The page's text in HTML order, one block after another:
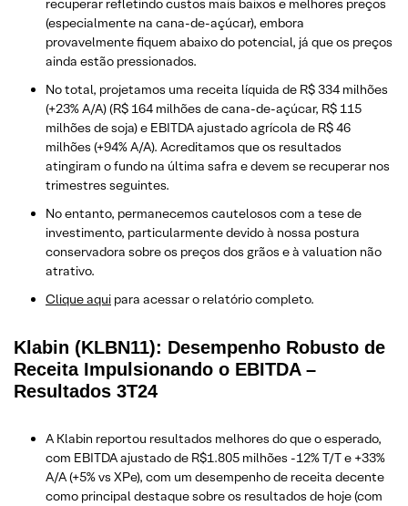
recuperar refletindo custos mais baixos e melhores preços
(especialmente na cana-de-açúcar), embora
provavelmente fiquem abaixo do potencial, já que os preços
ainda estão pressionados.
No total, projetamos uma receita líquida de R$ 334 milhões
(+23% A/A) (R$ 164 milhões de cana-de-açúcar, R$ 115
milhões de soja) e EBITDA ajustado agrícola de R$ 46
milhões (+94% A/A). Acreditamos que os resultados
atingiram o fundo na última safra e devem se recuperar nos
trimestres seguintes.
No entanto, permanecemos cautelosos com a tese de
investimento, particularmente devido à nossa postura
conservadora sobre os preços dos grãos e à valuation não
atrativo.
Clique aqui para acessar o relatório completo.
Klabin (KLBN11): Desempenho Robusto de
Receita Impulsionando o EBITDA –
Resultados 3T24
A Klabin reportou resultados melhores do que o esperado,
com EBITDA ajustado de R$1.805 milhões -12% T/T e +33%
A/A (+5% vs XPe), com um desempenho de receita decente
como principal destaque sobre os resultados de hoje (com